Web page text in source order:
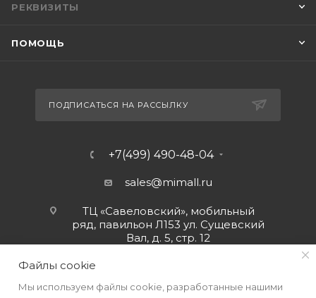
РЕКВИЗИТЫ
ПОМОЩЬ
ПОДПИСАТЬСЯ НА РАССЫЛКУ
+7(499) 490-48-04
sales@mimall.ru
ТЦ «Савеловский», мобильный
ряд, павильон Л153 ул. Сущевский
Вал, д. 5, стр. 12
Файлы cookie
Мы используем файлы cookie, разработанные нашими